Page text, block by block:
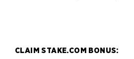
CLAIM STAKE.COM BONUS: